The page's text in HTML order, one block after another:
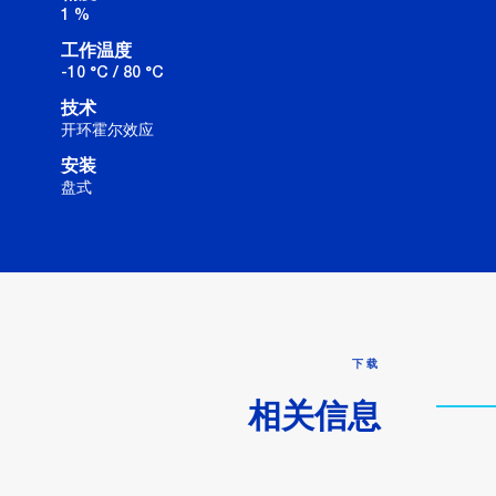
1 %
工作温度
-10 °C / 80 °C
技术
开环霍尔效应
安装
盘式
下载
相关信息